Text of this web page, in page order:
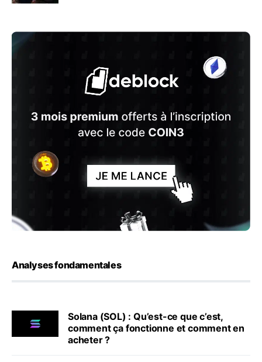
Analyses fondamentales
Solana (SOL) : Qu’est-ce que c’est,
comment ça fonctionne et comment en
acheter ?